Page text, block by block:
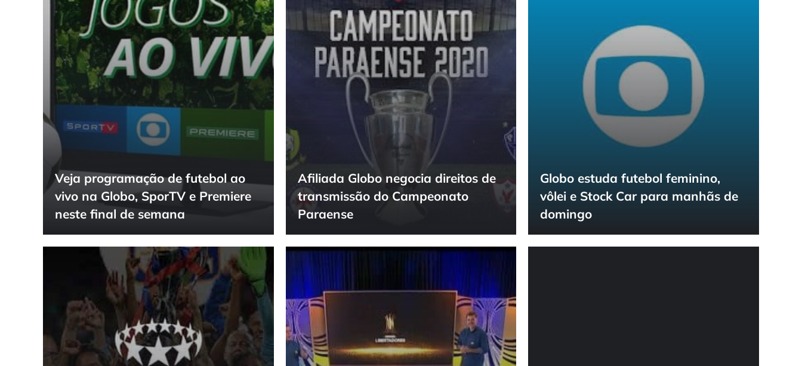
Veja programação de futebol ao
vivo na Globo, SporTV e Premiere
neste final de semana
Afiliada Globo negocia direitos de
transmissão do Campeonato
Paraense
Globo estuda futebol feminino,
vôlei e Stock Car para manhãs de
domingo